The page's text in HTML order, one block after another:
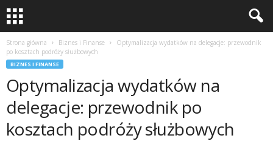
Strona główna Biznes i Finanse
Optymalizacja wydatków na delegacje: przewodnik
po kosztach podróży służbowych
BIZNES I FINANSE
Optymalizacja wydatków na
delegacje: przewodnik po
kosztach podróży służbowych